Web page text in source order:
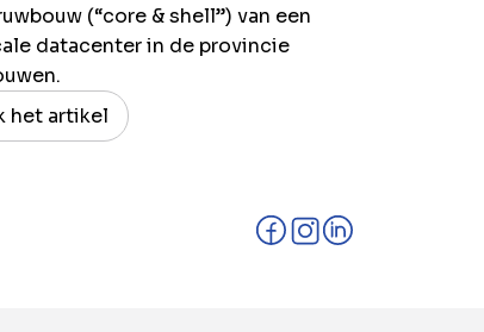
(“core & shell”) van een
datacenter in de provincie
het artikel